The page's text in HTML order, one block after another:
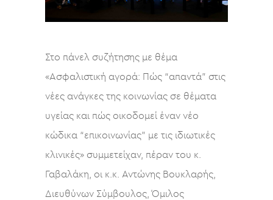
Στο πάνελ συζήτησης με θέμα
«Ασφαλιστική αγορά: Πώς “απαντά” στις
νέες ανάγκες της κοινωνίας σε θέματα
υγείας και πώς οικοδομεί έναν νέο
κώδικα “επικοινωνίας” με τις ιδιωτικές
κλινικές» συμμετείχαν, πέραν του κ.
Γαβαλάκη, οι κ.κ. Αντώνης Βουκλαρής,
Διευθύνων Σύμβουλος, Όμιλος